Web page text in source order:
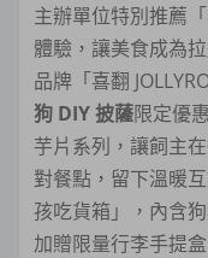
主辦單位特別推薦
體驗，讓美食成為
品牌「喜翻
狗 DIY 披薩限定優
芋片系列，讓飼主
對餐點，留下溫暖
孩吃貨箱」，內含
加贈限量行李手提